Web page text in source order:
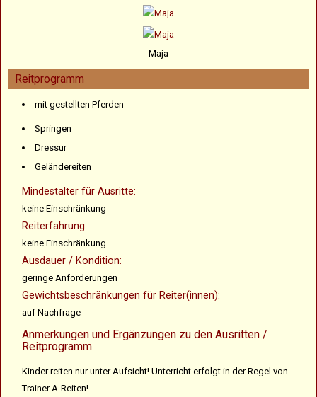
Maja
Reitprogramm
mit gestellten Pferden
Springen
Dressur
Geländereiten
Mindestalter für Ausritte:
keine Einschränkung
Reiterfahrung:
keine Einschränkung
Ausdauer / Kondition:
geringe Anforderungen
Gewichtsbeschränkungen für Reiter(innen):
auf Nachfrage
Anmerkungen und Ergänzungen zu den Ausritten /
Reitprogramm
Kinder reiten nur unter Aufsicht! Unterricht erfolgt in der Regel von
Trainer A-Reiten!